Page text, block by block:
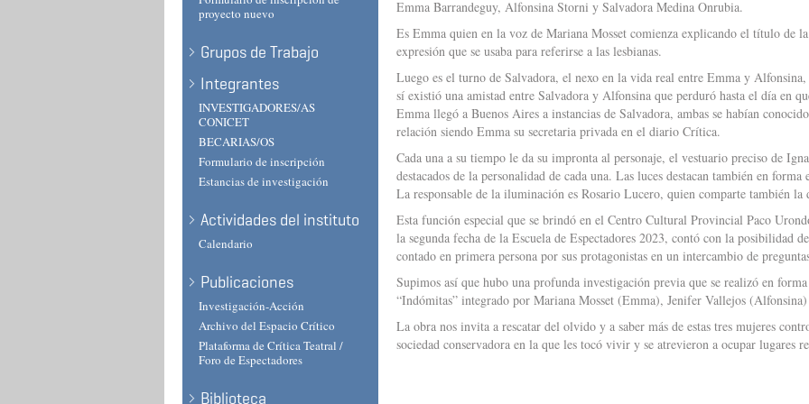
proyecto nuevo
Grupos de Trabajo
Integrantes
INVESTIGADORES/AS
CONICET
BECARIAS/OS
Formulario de inscripción
Estancias de investigación
Actividades del instituto
Calendario
Publicaciones
Investigación-Acción
Archivo del Espacio Crítico
Plataforma de Crítica Teatral /
Foro de Espectadores
Biblioteca
Emma Barrandeguy, Alfonsina Storni y Salvadora Medina Onrubia.
Es Emma quien en la voz de Mariana Mosset comienza explicando el título de
expresión que se usaba para referirse a las lesbianas.
Luego es el turno de Salvadora, el nexo en la vida real entre Emma y
sí existió una amistad entre Salvadora y Alfonsina que perduró hasta el día en
Emma llegó a Buenos Aires a instancias de Salvadora, ambas se habían
relación siendo Emma su secretaria privada en el diario Crítica.
Cada una a su tiempo le da su impronta al personaje, el vestuario preciso de
destacados de la personalidad de cada una. Las luces destacan también en
La responsable de la iluminación es Rosario Lucero, quien comparte también
Esta función especial que se brindó en el Centro Cultural Provincial Paco
la segunda fecha de la Escuela de Espectadores 2023, contó con la posibilidad
contado en primera persona por sus protagonistas en un intercambio de
Supimos así que hubo una profunda investigación previa que se realizó en
“Indómitas” integrado por Mariana Mosset (Emma), Jenifer Vallejos
La obra nos invita a rescatar del olvido y a saber más de estas tres mujeres
sociedad conservadora en la que les tocó vivir y se atrevieron a ocupar lugares